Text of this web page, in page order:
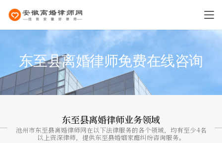
东至县离婚律师免费在线咨询
东至县离婚律师业务领域
池州市东至县离婚律师网在以下法律服务的各个领域，均有至少4名
以上资深律师，提供东至县婚姻家庭纠纷咨询服务。